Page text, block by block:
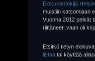
Elokuvantekijä
muistiin katsomiaan
Vuonna 2012 pelkät
riittäneet, vaan oli
Etsitkö tietyn
listaa tai käyttää